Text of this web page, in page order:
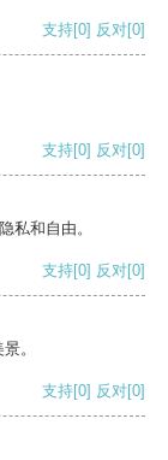
支持[0] 反对[0]
支持[0] 反对[0]
私和自由。
支持[0] 反对[0]
。
支持[0] 反对[0]